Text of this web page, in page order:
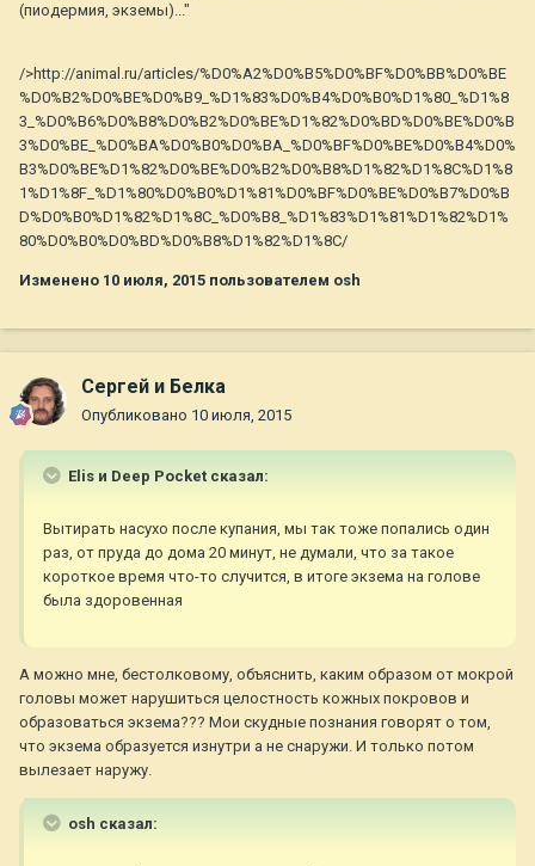
(пиодермия, экземы)..."
/>http://animal.ru/articles/%D0%A2%D0%B5%D0%BF%D0%BB%D0%BE
%D0%B2%D0%BE%D0%B9_%D1%83%D0%B4%D0%B0%D1%80_%D1%8
3_%D0%B6%D0%B8%D0%B2%D0%BE%D1%82%D0%BD%D0%BE%D0%B
3%D0%BE_%D0%BA%D0%B0%D0%BA_%D0%BF%D0%BE%D0%B4%D0%
B3%D0%BE%D1%82%D0%BE%D0%B2%D0%B8%D1%82%D1%8C%D1%8
1%D1%8F_%D1%80%D0%B0%D1%81%D0%BF%D0%BE%D0%B7%D0%B
D%D0%B0%D1%82%D1%8C_%D0%B8_%D1%83%D1%81%D1%82%D1%
80%D0%B0%D0%BD%D0%B8%D1%82%D1%8C/
Изменено 10 июля, 2015 пользователем osh
Сергей и Белка
Опубликовано 10 июля, 2015
Elis и Deep Pocket сказал:
Вытирать насухо после купания, мы так тоже попались один
раз, от пруда до дома 20 минут, не думали, что за такое
короткое время что-то случится, в итоге экзема на голове
была здоровенная
А можно мне, бестолковому, объяснить, каким образом от мокрой
головы может нарушиться целостность кожных покровов и
образоваться экзема??? Мои скудные познания говорят о том,
что экзема образуется изнутри а не снаружи. И только потом
вылезает наружу.
osh сказал: